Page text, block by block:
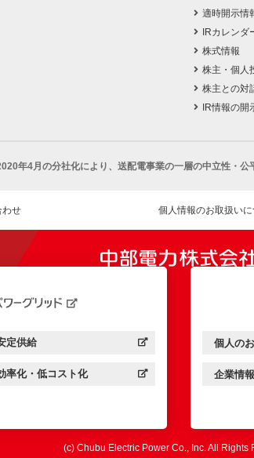
適時開示情
IRカレンダ
株式情報
株主・個人
株主との対
IR情報の開
年4月の分社化により、 送配電事業の一層の中立性・公
わせ 個人情報のお取扱いに
部電力パワーグリッド：
定供給
新しいウィンドウを開きます）
部電力パワーグリッド：
率化・低コスト化
新しいウィンドウを開きます）
中部電
個人の
（新し
中部電
企業情報
（新し
(c) Chubu Electric Power Co., Inc. All Rights